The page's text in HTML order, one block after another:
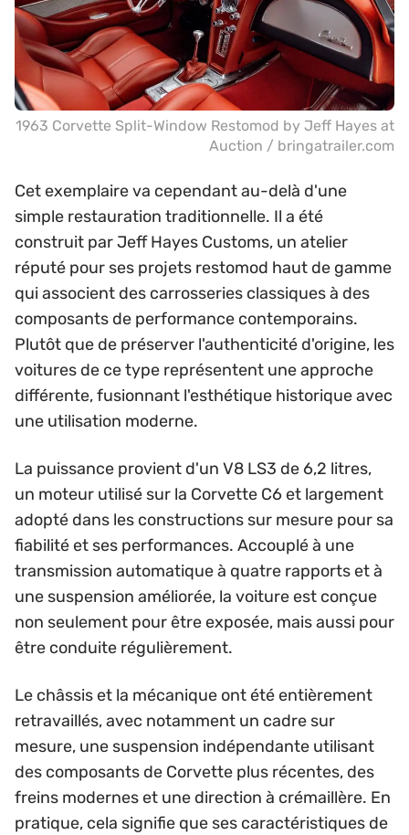
1963 Corvette Split-Window Restomod by Jeff Hayes at
Auction / bringatrailer.com
Cet exemplaire va cependant au-delà d'une
simple restauration traditionnelle. Il a été
construit par Jeff Hayes Customs, un atelier
réputé pour ses projets restomod haut de gamme
qui associent des carrosseries classiques à des
composants de performance contemporains.
Plutôt que de préserver l'authenticité d'origine, les
voitures de ce type représentent une approche
différente, fusionnant l'esthétique historique avec
une utilisation moderne.
La puissance provient d'un V8 LS3 de 6,2 litres,
un moteur utilisé sur la Corvette C6 et largement
adopté dans les constructions sur mesure pour sa
fiabilité et ses performances. Accouplé à une
transmission automatique à quatre rapports et à
une suspension améliorée, la voiture est conçue
non seulement pour être exposée, mais aussi pour
être conduite régulièrement.
Le châssis et la mécanique ont été entièrement
retravaillés, avec notamment un cadre sur
mesure, une suspension indépendante utilisant
des composants de Corvette plus récentes, des
freins modernes et une direction à crémaillère. En
pratique, cela signifie que ses caractéristiques de